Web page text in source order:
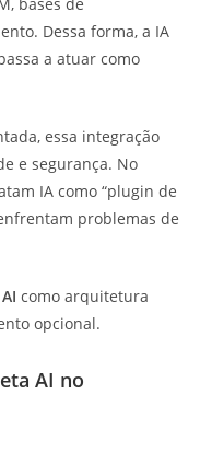
Dessa forma, a IA
a atuar como
essa integração
e segurança. No
IA como “plugin de
problemas de
como arquitetura
opcional.
AI no